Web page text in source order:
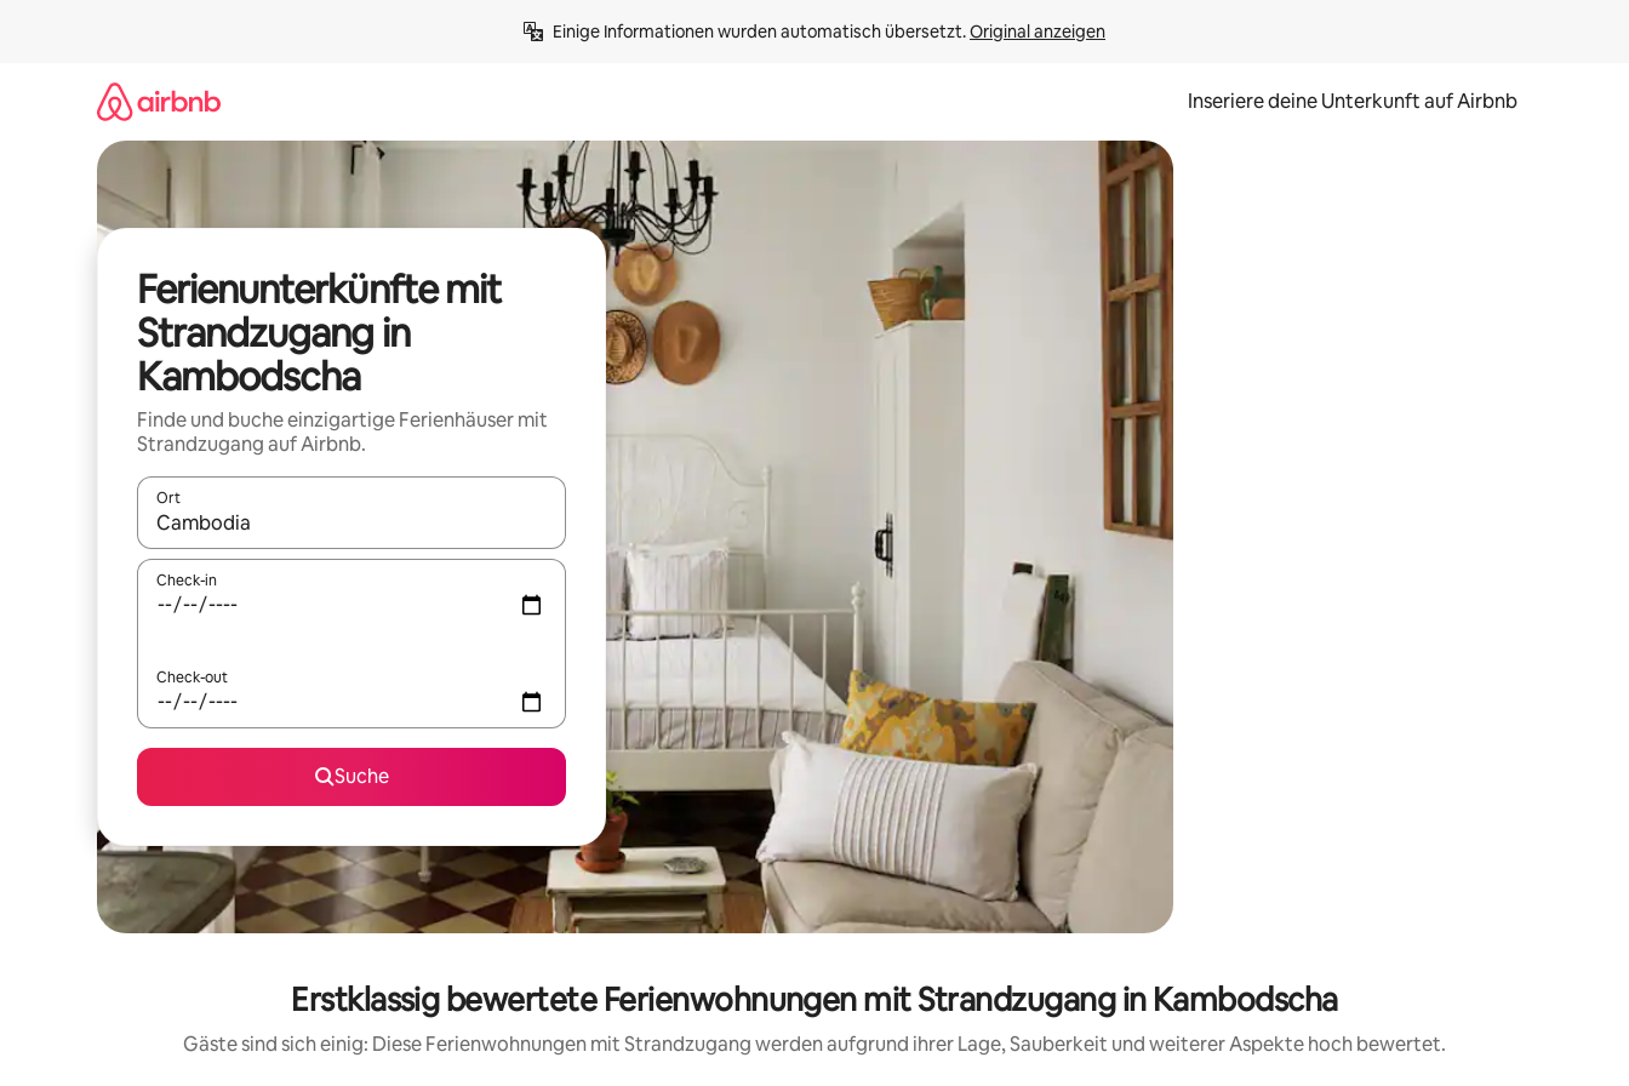
Einige Informationen wurden automatisch übersetzt. Original anzeigen
Inseriere deine Unterkunft auf Airbnb
Ferienunterkünfte mit
Strandzugang in
Kambodscha
Finde und buche einzigartige Ferienhäuser mit
Strandzugang auf Airbnb.
Ort
Wenn Ergebnisse verfügbar sind, navigiere mit den Pfeiltasten nach oben und unten oder erkunde die Ergebnisse durch Berühren oder Wischgesten.
Check-in
Check-out
Suche
Erstklassig bewertete Ferienwohnungen mit Strandzugang in Kambodscha
Gäste sind sich einig: Diese Ferienwohnungen mit Strandzugang werden aufgrund ihrer Lage, Sauberkeit und weiterer Aspekte hoch bewertet.